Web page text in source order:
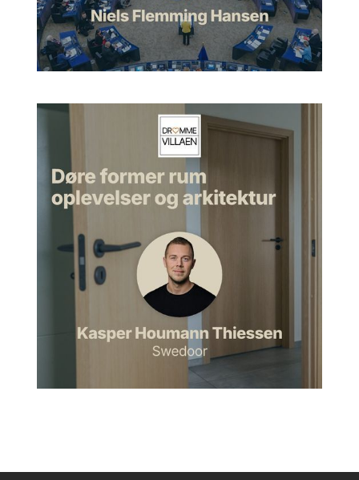
overvejelser, man har haft, og hvad er det for en strategi, man
har lagt for byggeriet.
Morten:Ja. Er det noget, som mig, som ikke har forstand på
det her, jeg ville kunne gøre det, eller er det noget, du kan
Linda:Altså, jeg må indrømme, at jeg har jo haft noget hjælp
også af nogle tidligere kollegaer ude fra COWI, som har
hjulpet mig med nogle særlige områder, som eksempelvis
akustik. Eller dagslyssimuleringer eller lyssætninger og sådan
nogle andre ting. Så det er nok, jeg ville mene, det er
vanskeligt at gøre sådan helt af sig selv. Det vil nok være en
for stor opgave. Derudover så har jeg brugt rigtig mange timer
Nej, lige præcis. Og hvad er så slutresultatet? Jeg
forestiller mig et eller andet diplom eller et eller andet ark,
hvor man siger, det her, det er underskrevet, og det her, det
Ja. Og der får man simpelthen sådan et fysisk
certifikat, en plakette. Altså sådan en 10 gange 10-plakette,
man kan sætte op ude på sit hus. Så det er den fysiske
udgave af resultatet, kan man sige. Og så får man så tilsendt
sådan et certifikat også.